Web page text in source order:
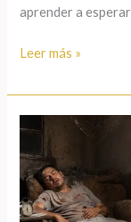
aprender a esperar
Leer más »
cosecha
en
tus